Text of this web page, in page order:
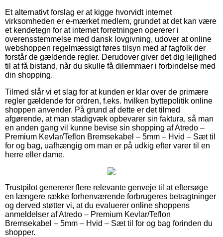
Et alternativt forslag er at kigge hvorvidt internet
virksomheden er e-mærket medlem, grundet at det kan være
et kendetegn for at internet forretningen opererer i
overensstemmelse med dansk lovgivning, udover at online
webshoppen regelmæssigt føres tilsyn med af fagfolk der
forstår de gældende regler. Derudover giver det dig lejlighed
til at få bistand, når du skulle få dilemmaer i forbindelse med
din shopping.
Tilmed slår vi et slag for at kunden er klar over de primære
regler gældende for ordren, f.eks. hvilken byttepolitik online
shoppen anvender. På grund af dette er det tilmed
afgørende, at man stadigvæk opbevarer sin faktura, så man
en anden gang vil kunne bevise sin shopping af Atredo –
Premium Kevlar/Teflon Bremsekabel – 5mm – Hvid – Sæt til
for og bag, uafhængig om man er på udkig efter varer til en
herre eller dame.
Trustpilot genererer flere relevante genveje til at eftersøge
en længere række forhenværende forbrugeres betragtninger
og derved støtter vi, at du evaluerer online shoppens
anmeldelser af Atredo – Premium Kevlar/Teflon
Bremsekabel – 5mm – Hvid – Sæt til for og bag forinden du
shopper.